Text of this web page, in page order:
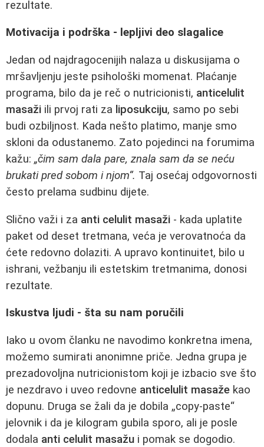
rezultate.
Motivacija i podrška - lepljivi deo slagalice
Jedan od najdragocenijih nalaza u diskusijama o
mršavljenju jeste psihološki momenat. Plaćanje
programa, bilo da je reč o nutricionisti, anticelulit
masaži ili prvoj rati za liposukciju, samo po sebi
budi ozbiljnost. Kada nešto platimo, manje smo
skloni da odustanemo. Zato pojedinci na forumima
kažu: „čim sam dala pare, znala sam da se neću
brukati pred sobom i njom“. Taj osećaj odgovornosti
često prelama sudbinu dijete.
Slično važi i za anti celulit masaži - kada uplatite
paket od deset tretmana, veća je verovatnoća da
ćete redovno dolaziti. A upravo kontinuitet, bilo u
ishrani, vežbanju ili estetskim tretmanima, donosi
rezultate.
Iskustva ljudi - šta su nam poručili
Iako u ovom članku ne navodimo konkretna imena,
možemo sumirati anonimne priče. Jedna grupa je
prezadovoljna nutricionistom koji je izbacio sve što
je nezdravo i uveo redovne anticelulit masaže kao
dopunu. Druga se žali da je dobila „copy-paste“
jelovnik i da je kilogram gubila sporo, ali je posle
dodala anti celulit masažu i pomak se dogodio.